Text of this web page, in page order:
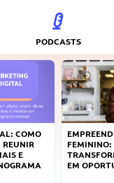
PODCASTS
COMO
E
FEMININO:
EM